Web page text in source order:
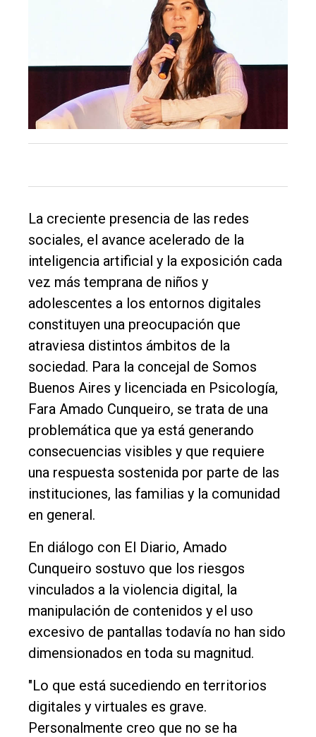
El
único
DIARIO
Balcarce
Tendencia
Int.
La creciente presencia de las redes
sociales, el avance acelerado de la
inteligencia artificial y la exposición cada
vez más temprana de niños y
adolescentes a los entornos digitales
constituyen una preocupación que
atraviesa distintos ámbitos de la
sociedad. Para la concejal de Somos
Buenos Aires y licenciada en Psicología,
Fara Amado Cunqueiro, se trata de una
problemática que ya está generando
consecuencias visibles y que requiere
una respuesta sostenida por parte de las
instituciones, las familias y la comunidad
en general.
En diálogo con El Diario, Amado
Cunqueiro sostuvo que los riesgos
vinculados a la violencia digital, la
manipulación de contenidos y el uso
excesivo de pantallas todavía no han sido
dimensionados en toda su magnitud.
"Lo que está sucediendo en territorios
digitales y virtuales es grave.
Personalmente creo que no se ha